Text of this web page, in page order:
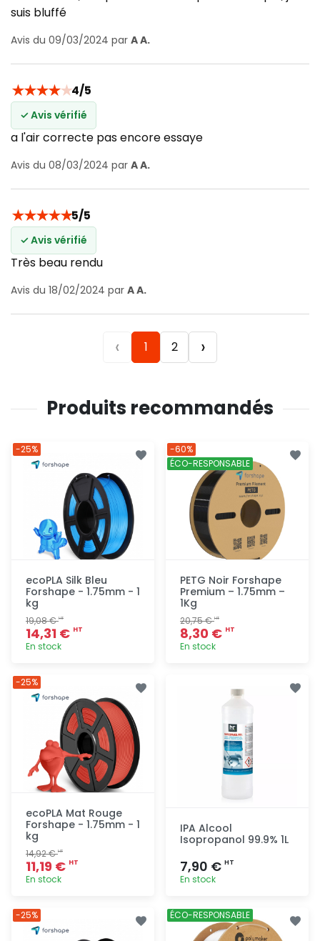
suis bluffé
Avis du 09/03/2024 par A A.
★★★★★4/5
✓ Avis vérifié
a l'air correcte pas encore essaye
Avis du 08/03/2024 par A A.
★★★★★5/5
✓ Avis vérifié
Très beau rendu
Avis du 18/02/2024 par A A.
‹ 1 2 ›
Produits recommandés
ecoPLA Silk Bleu
Forshape - 1.75mm - 1
kg
19,08 €HT
14,31 € HT
En stock
-25%
PETG Noir Forshape
Premium – 1.75mm –
1Kg
20,75 €HT
8,30 € HT
En stock
rapide
-60%
ÉCO-RESPONSABLE
ecoPLA Mat Rouge
Forshape - 1.75mm - 1
kg
14,92 €HT
11,19 € HT
En stock
-25%
IPA Alcool
Isopropanol 99.9% 1L
7,90 € HT
En stock
Ajout
rapide
-25% ÉCO-RESPONSABLE